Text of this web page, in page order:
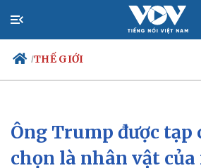
/THẾ GIỚI
Chính trị
Đảng
Xã hội
Tin 24h
Ông Trump được tạp
chọn là nhân vật của